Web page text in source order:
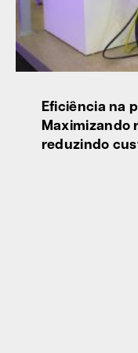
Eficiência na
Maximizando
reduzindo